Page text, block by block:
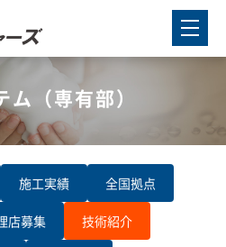
（専有部）
施工実績 全国拠点
店募集 技術紹介